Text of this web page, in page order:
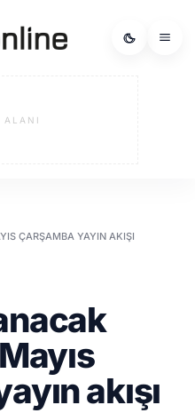
ALANI
ÇARŞAMBA YAYIN AKIŞI
akışı